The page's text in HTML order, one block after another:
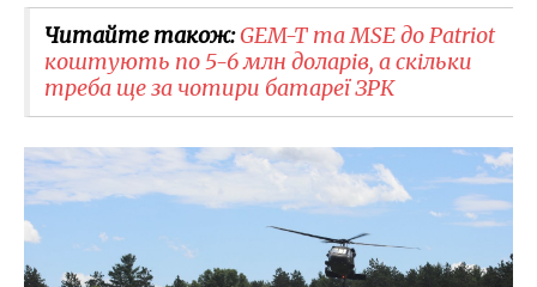
Читайте також:GEM-T та MSE до Patriot
коштують по 5-6 млн доларів, а скільки
треба ще за чотири батареї ЗРК